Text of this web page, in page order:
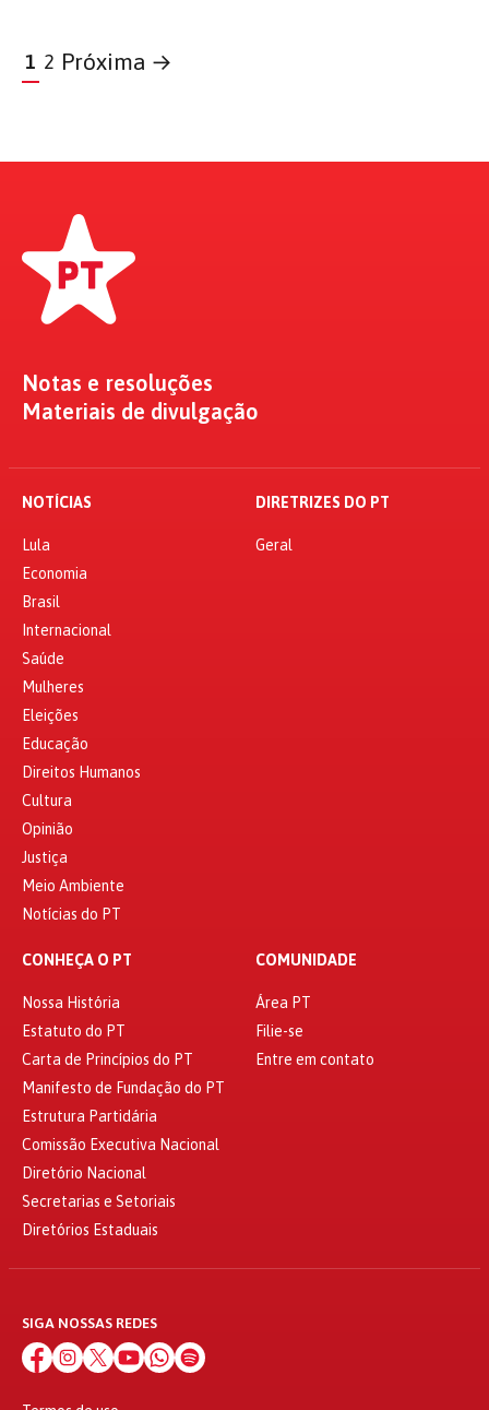
1 2 Próxima →
Notas e resoluções
Materiais de divulgação
NOTÍCIAS
Lula
Economia
Brasil
Internacional
Saúde
Mulheres
Eleições
Educação
Direitos Humanos
Cultura
Opinião
Justiça
Meio Ambiente
Notícias do PT
DIRETRIZES DO PT
Geral
CONHEÇA O PT
Nossa História
Estatuto do PT
Carta de Princípios do PT
Manifesto de Fundação do PT
Estrutura Partidária
Comissão Executiva Nacional
Diretório Nacional
Secretarias e Setoriais
Diretórios Estaduais
COMUNIDADE
Área PT
Filie-se
Entre em contato
SIGA NOSSAS REDES